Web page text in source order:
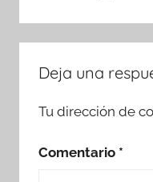
Deja una
Tu dirección de
Comentario *